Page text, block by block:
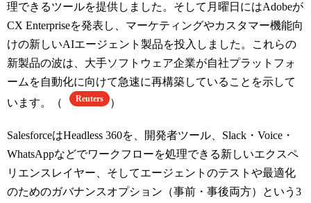
理できるツールを提供しました。そして月曜日にはAdobeが
CX Enterpriseを発表し、マーケティングやカスタマー機能向
けの新しいAIエージェント製品を投入しました。これらの
新製品の波は、大手ソフトウェア企業が自社プラットフォ
ームを自動化に向けて急速に再構築していることを示して
います。（
Reuters ）
SalesforceはHeadless 360を、開発者ツール、Slack・Voice・
WhatsAppなどでワークフローを処理できる新しいエクスペ
リエンスレイヤー、そしてエージェントのテストや最適化
のためのガバナンスオプション（事前・事後両方）という3